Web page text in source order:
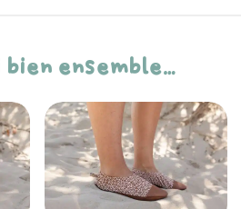
ensemble…